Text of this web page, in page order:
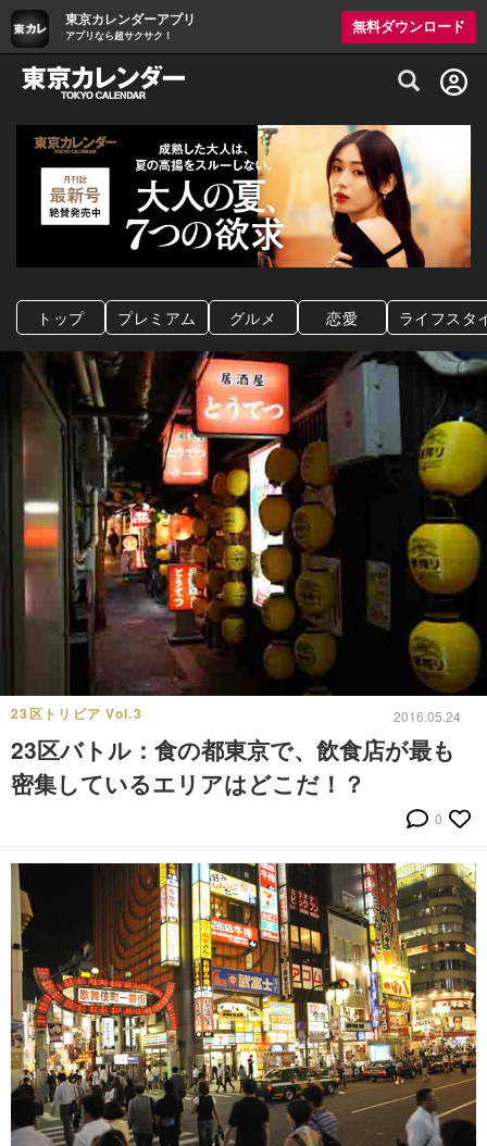
東京カレンダーアプリ
アプリなら超サクサク！
無料ダウンロード
グルメ情報・プレミアムレストラン予約
トップ プレミアム グルメ 恋愛 ライフスタ
23区トリビア Vol.3 2016.05.24
23区バトル：食の都東京で、飲食店が最も
密集しているエリアはどこだ！？
0